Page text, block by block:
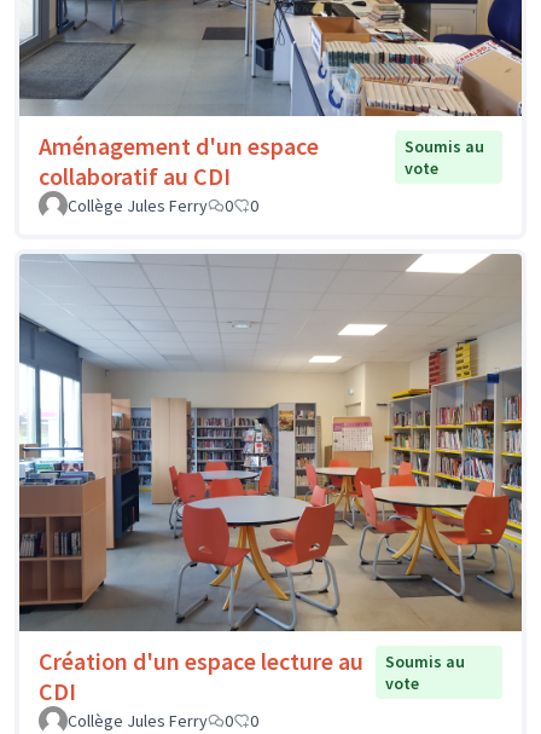
Aménagement d'un espace
collaboratif au CDI
Soumis au
vote
Collège Jules Ferry
0 0
Création d'un espace lecture au
CDI
Soumis au
vote
Collège Jules Ferry
0 0